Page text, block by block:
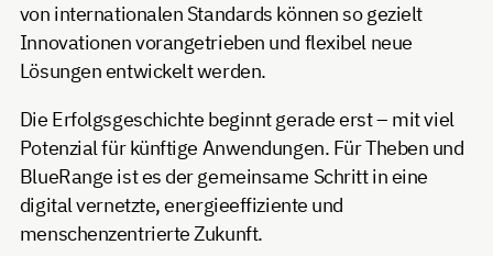
von internationalen Standards können so gezielt
Innovationen vorangetrieben und flexibel neue
Lösungen entwickelt werden.
Die Erfolgsgeschichte beginnt gerade erst – mit viel
Potenzial für künftige Anwendungen. Für Theben und
BlueRange ist es der gemeinsame Schritt in eine
digital vernetzte, energieeffiziente und
menschenzentrierte Zukunft.